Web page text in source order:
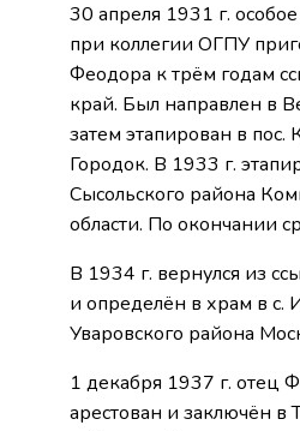
30 апреля 1931 г.
при коллегии ОГПУ
Феодора к трём годам
край. Был направлен в
затем этапирован в пос.
Городок. В 1933 г.
Сысольского района
области. По окончании
В 1934 г. вернулся из
и определён в храм в с.
Уваровского района
1 декабря 1937 г. отец
арестован и заключён в